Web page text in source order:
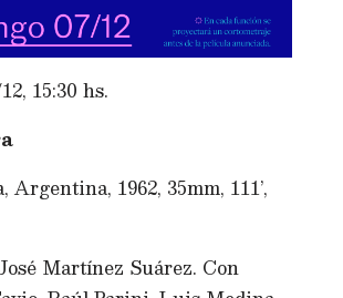
15:30 hs.
Argentina, 1962, 35mm, 111’,
Martínez Suárez. Con